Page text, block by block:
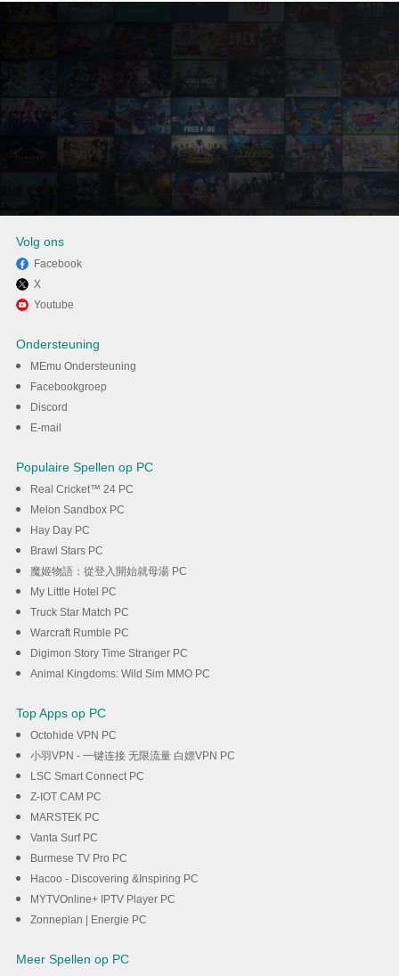
Ervaar Animeify op pc met
Volg ons
Facebook
X
Youtube
Ondersteuning
MEmu Ondersteuning
Facebookgroep
Discord
E-mail
Populaire Spellen op PC
Real Cricket™ 24 PC
Melon Sandbox PC
Hay Day PC
Brawl Stars PC
魔姬物語：從登入開始就母湯 PC
My Little Hotel PC
Truck Star Match PC
Warcraft Rumble PC
Digimon Story Time Stranger PC
Animal Kingdoms: Wild Sim MMO PC
Top Apps op PC
Octohide VPN PC
小羽VPN - 一键连接 无限流量 白嫖VPN PC
LSC Smart Connect PC
Z-IOT CAM PC
MARSTEK PC
Vanta Surf PC
Burmese TV Pro PC
Hacoo - Discovering &Inspiring PC
MYTVOnline+ IPTV Player PC
Zonneplan | Energie PC
Meer Spellen op PC